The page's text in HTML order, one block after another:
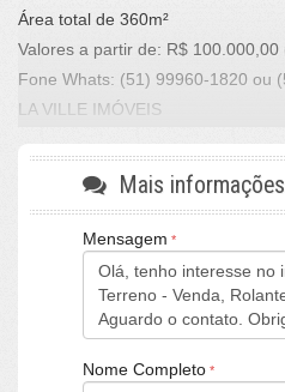
Área total de 360m²
Valores a partir de: R$ 100.000,00
Fone Whats: (51) 99960-1820 ou
LA VILLE IMÓVEIS
Mais
Mensagem
Nome Completo